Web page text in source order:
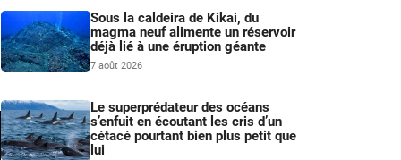
Sous la caldeira de Kikai, du
magma neuf alimente un réservoir
déjà lié à une éruption géante
7 août 2026
Le superprédateur des océans
s’enfuit en écoutant les cris d’un
cétacé pourtant bien plus petit que
lui